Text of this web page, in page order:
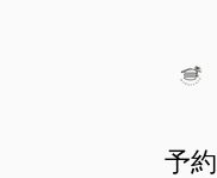
予約